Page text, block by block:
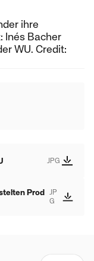
ihre
Inés Bacher
WU. Credit:
JPG
Prod JP
G